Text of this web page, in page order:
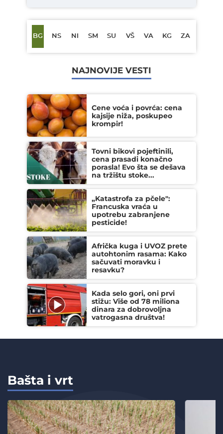
BG NS NI SM SU VŠ VA KG ZA
NAJNOVIJE VESTI
Cene voća i povrća: cena
kajsije niža, poskupeo
krompir!
Tovni bikovi pojeftinili,
cena prasadi konačno
porasla! Evo šta se dešava
na tržištu stoke...
„Katastrofa za pčele":
Francuska vraća u
upotrebu zabranjene
pesticide!
Afrička kuga i UVOZ prete
autohtonim rasama: Kako
sačuvati moravku i
resavku?
Kada selo gori, oni prvi
stižu: Više od 78 miliona
dinara za dobrovoljna
vatrogasna društva!
Bašta i vrt